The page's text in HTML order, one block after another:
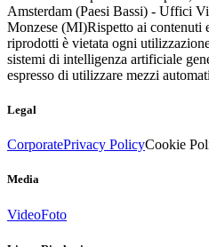
Amsterdam (Paesi Bassi) - Uffici
Monzese (MI)Rispetto ai contenuti
riprodotti è vietata ogni
sistemi di intelligenza artificiale
espresso di utilizzare mezzi
Legal
CorporatePrivacy PolicyCookie
Media
VideoFoto